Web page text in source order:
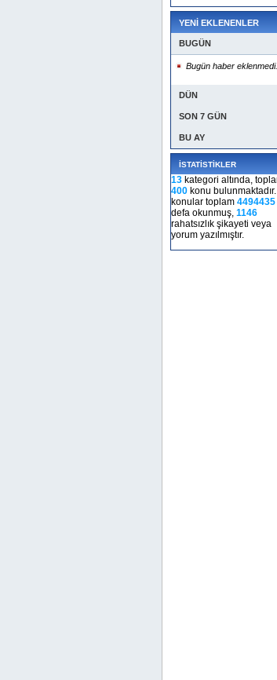
YENİ EKLENENLER
BUGÜN
Bugün haber eklenmedi.
DÜN
SON 7 GÜN
BU AY
İSTATİSTİKLER
13 kategori altında,
400 konu
konular toplam 4494435
defa okunmuş, 1146
rahatsızlık şikayeti veya
yorum yazılmıştır.